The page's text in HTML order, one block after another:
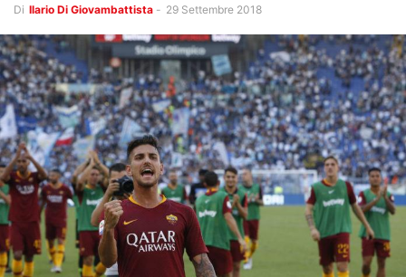
Di Ilario Di Giovambattista - 29 Settembre 2018